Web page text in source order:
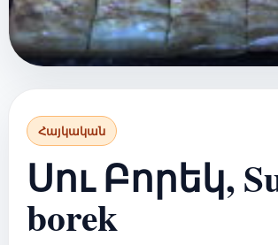
Հայկական
Սու Բորեկ,
borek